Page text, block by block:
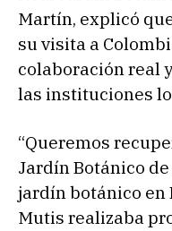
Martín, explicó
su visita a
colaboración real
las instituciones
“Queremos
Jardín Botánico
jardín botánico en
Mutis realizaba